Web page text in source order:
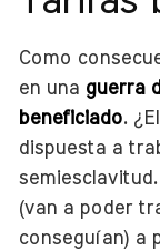
Como
en una guerra
beneficiado.
dispuesta a
(van a poder
conseguían) a